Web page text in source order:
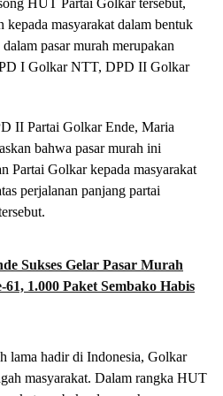
HUT Partai Golkar tersebut,
kepada masyarakat dalam bentuk
pasar murah merupakan
I Golkar NTT, DPD II Golkar
II Partai Golkar Ende, Maria
bahwa pasar murah ini
Partai Golkar kepada masyarakat
perjalanan panjang partai
Sukses Gelar Pasar Murah
1.000 Paket Sembako Habis
lama hadir di Indonesia, Golkar
masyarakat. Dalam rangka HUT